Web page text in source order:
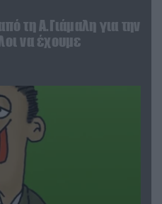
τη Α.Γιάμαλη για την
να έχουμε